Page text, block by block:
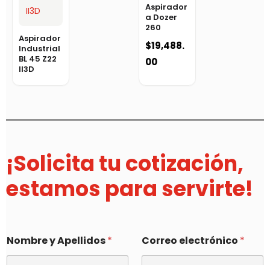
Aspirador
Industrial
BL 45 Z22
II3D
Aspirador
a Dozer
260
$19,488.
00
¡Solicita tu cotización,
estamos para servirte!
Nombre y Apellidos* Correo electrónico *